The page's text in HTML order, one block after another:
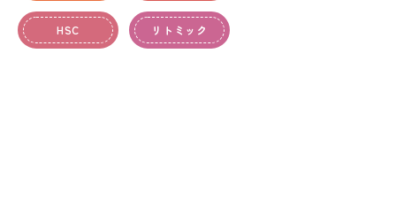
HSC リトミック